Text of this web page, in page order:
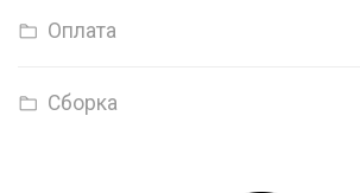
Оплата
Сборка